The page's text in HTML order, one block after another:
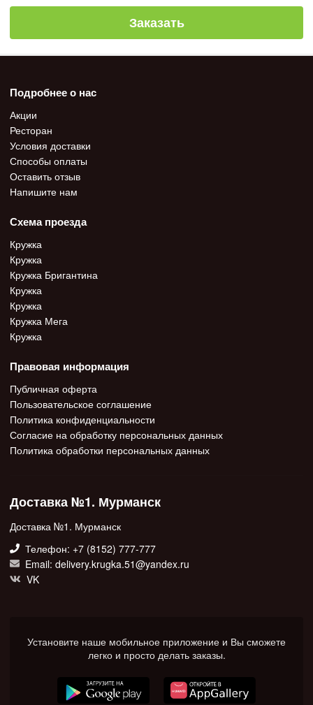
Заказать
Подробнее о нас
Акции
Ресторан
Условия доставки
Способы оплаты
Оставить отзыв
Напишите нам
Схема проезда
Кружка
Кружка
Кружка Бригантина
Кружка
Кружка
Кружка Мега
Кружка
Правовая информация
Публичная оферта
Пользовательское соглашение
Политика конфиденциальности
Согласие на обработку персональных данных
Политика обработки персональных данных
Доставка №1. Мурманск
Доставка №1. Мурманск
Телефон: +7 (8152) 777-777
Email: delivery.krugka.51@yandex.ru
VK
Установите наше мобильное приложение и Вы сможете
легко и просто делать заказы.